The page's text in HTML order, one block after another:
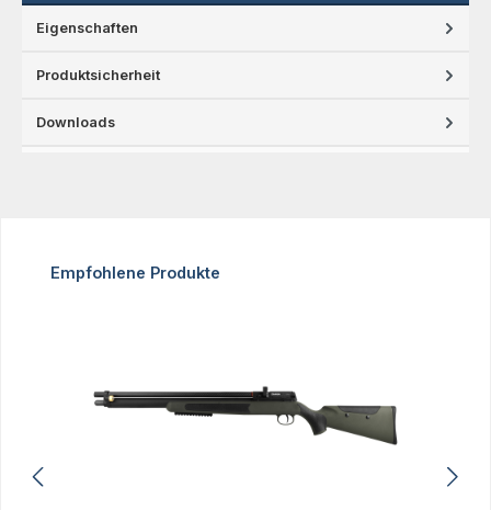
Eigenschaften
Produktsicherheit
Downloads
Produktgalerie überspringen
Empfohlene Produkte